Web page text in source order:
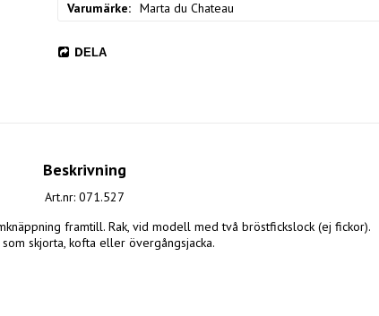
Varumärke
Marta du Chateau
DELA
Beskrivning
Art.nr: 071.527
framtill. Rak, vid modell med två bröstfickslock (ej fickor).
skjorta, kofta eller övergångsjacka.